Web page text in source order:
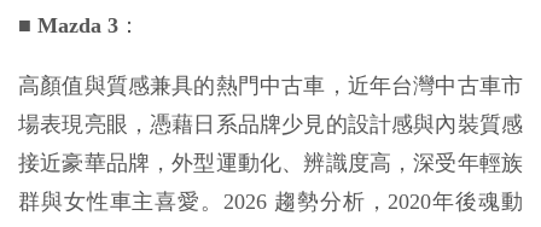
■ Mazda 3 ：
高顏值與質感兼具的熱門中古車，近年台灣中古車市
場表現亮眼，憑藉日系品牌少見的設計感與內裝質感
接近豪華品牌，外型運動化、辨識度高，深受年輕族
群與女性車主喜愛。2026 趨勢分析，2020年後魂動